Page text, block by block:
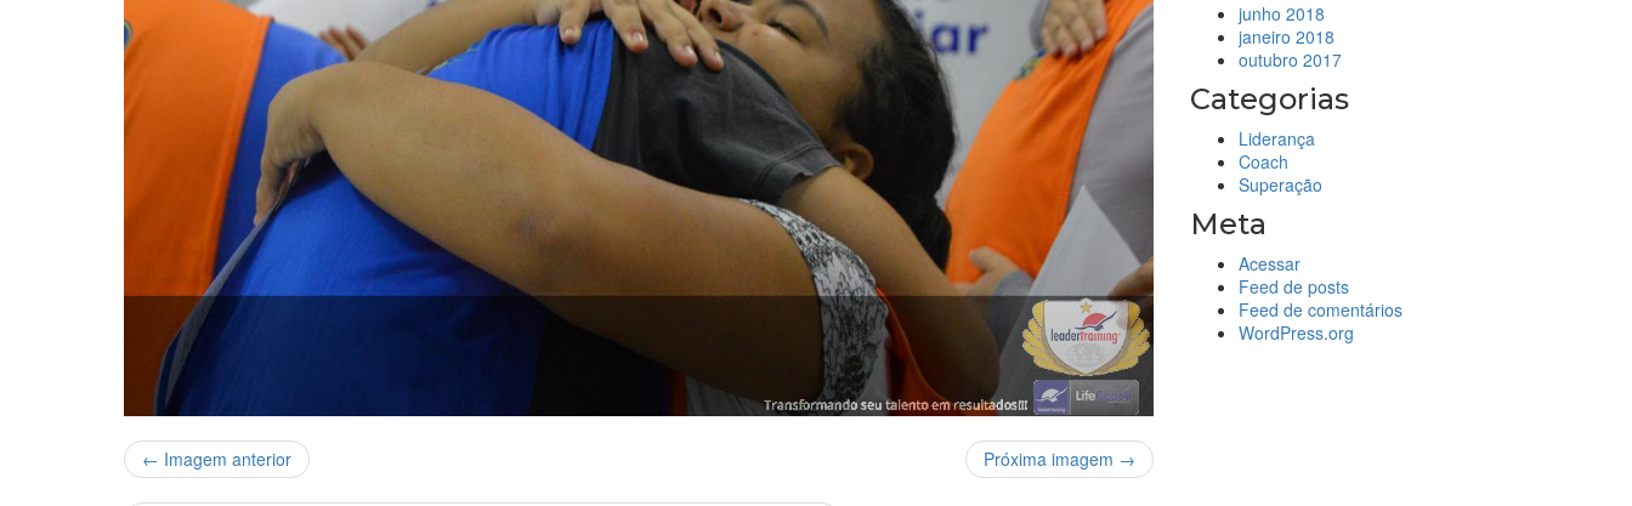
← Imagem anterior Próxima imagem →
junho 2018
janeiro 2018
outubro 2017
Categorias
Liderança
Coach
Superação
Meta
Acessar
Feed de posts
Feed de comentários
WordPress.org